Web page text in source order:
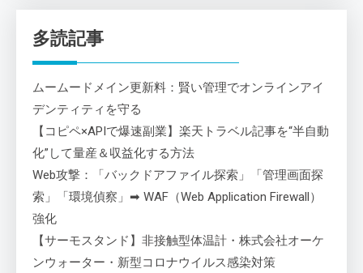
多読記事
ムームードメイン更新料：賢い管理でオンラインアイ
デンティティを守る
【コピペ×APIで爆速副業】楽天トラベル記事を“半自動
化”して量産＆収益化する方法
Web攻撃：「バックドアファイル探索」「管理画面探
索」「環境偵察」➡ WAF（Web Application Firewall）
強化
【サーモスタンド】非接触型体温計・株式会社オーケ
ンウォーター・新型コロナウイルス感染対策